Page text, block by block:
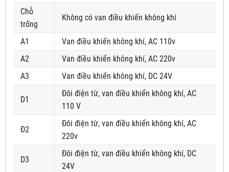
Chỗ
trống
Không có van điều khiển không khí
A1
Van điều khiển không khí, AC 110v
A2
Van điều khiển không khí, AC 220v
A3
Van điều khiển không khí, DC 24V
D1
Đôi điện từ, van điều khiển không khí, AC
110 V
Đ2
Đôi điện từ, van điều khiển không khí, AC
220v
D3
Đôi điện từ, van điều khiển không khí, DC
24V